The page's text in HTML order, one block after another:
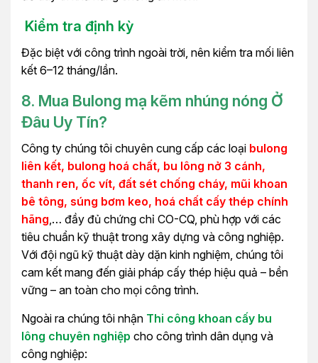
Kiểm tra định kỳ
Đặc biệt với công trình ngoài trời, nên kiểm tra mối liên
kết 6–12 tháng/lần.
8. Mua Bulong mạ kẽm nhúng nóng Ở
Đâu Uy Tín?
Công ty chúng tôi chuyên cung cấp các loại bulong
liên kết, bulong hoá chất, bu lông nở 3 cánh,
thanh ren, ốc vít, đất sét chống cháy, mũi khoan
bê tông, súng bơm keo, hoá chất cấy thép chính
hãng,… đầy đủ chứng chỉ CO-CQ, phù hợp với các
tiêu chuẩn kỹ thuật trong xây dựng và công nghiệp.
Với đội ngũ kỹ thuật dày dặn kinh nghiệm, chúng tôi
cam kết mang đến giải pháp cấy thép hiệu quả – bền
vững – an toàn cho mọi công trình.
Ngoài ra chúng tôi nhận Thi công khoan cấy bu
lông chuyên nghiệp cho công trình dân dụng và
công nghiệp: